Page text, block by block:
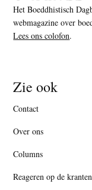
Het Boeddhistisch
webmagazine over
Lees ons colofon.
Zie ook
Contact
Over ons
Columns
Reageren op de